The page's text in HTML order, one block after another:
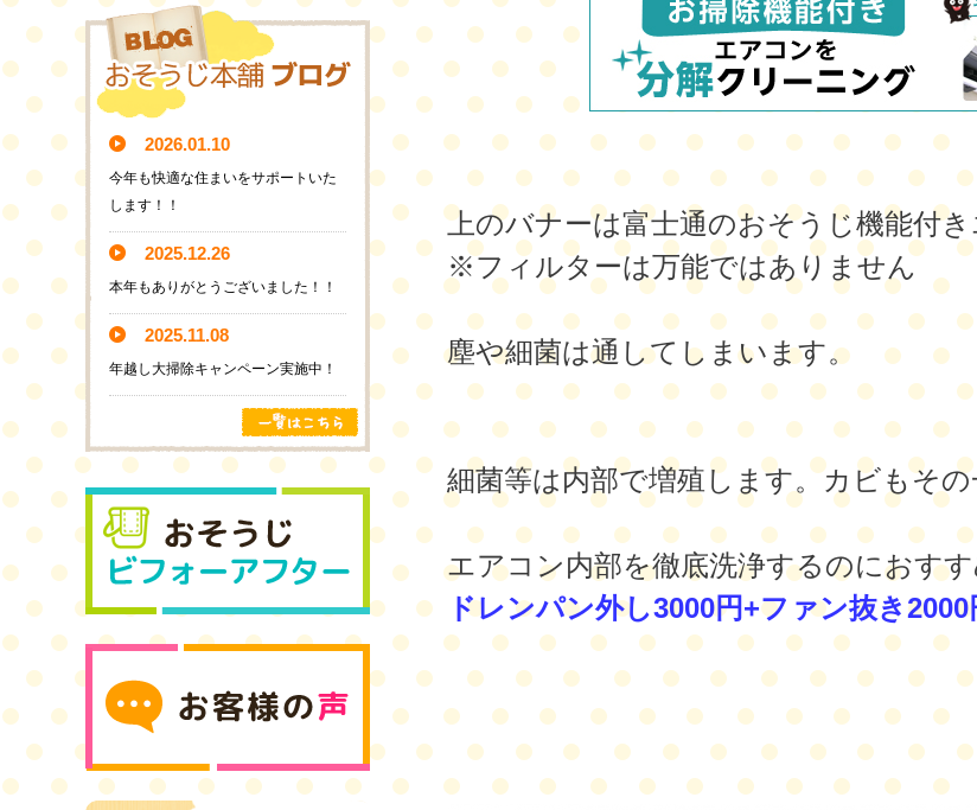
上のバナーは富士通のおそうじ機能付
※フィルターは万能ではありません
塵や細菌は通してしまいます。
細菌等は内部で増殖します。カビもその
エアコン内部を徹底洗浄するのにおす
ドレンパン外し3000円+ファン抜き2000
2026.01.10
今年も快適な住まいをサポートいた
します！！
2025.12.26
本年もありがとうございました！！
2025.11.08
年越し大掃除キャンペーン実施中！